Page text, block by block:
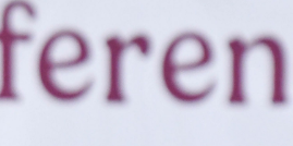
denuncian tala; IJALVI lo niega
en Balcones de Oblatos
Ricardo Cabezas Talavera